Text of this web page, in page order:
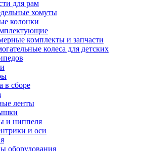
для рам
хомуты
колонки
комплекты и запчасти
колеса для детских
в сборе
ленты
и ниппеля
и оси
оборудования